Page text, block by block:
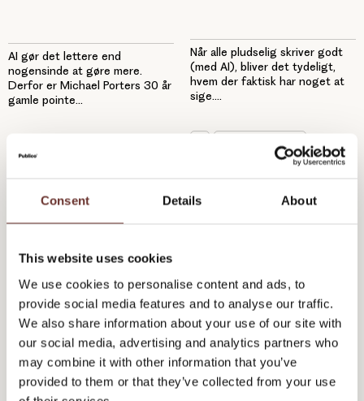
Consent Details About
This website uses cookies
We use cookies to personalise content and ads, to
provide social media features and to analyse our traffic.
We also share information about your use of our site with
our social media, advertising and analytics partners who
may combine it with other information that you’ve
provided to them or that they’ve collected from your use
AI gør det lettere end
nogensinde at gøre mere.
Derfor er Michael Porters 30 år
gamle pointe...
Når alle pludselig skriver godt
(med AI), bliver det tydeligt,
hvem der faktisk har noget at
sige....
17 juni 2026
AI f***** med B2B-
kunderejsen
09 februar 2026
Er jeres EVP tilpasset en
AI-virkelighed?